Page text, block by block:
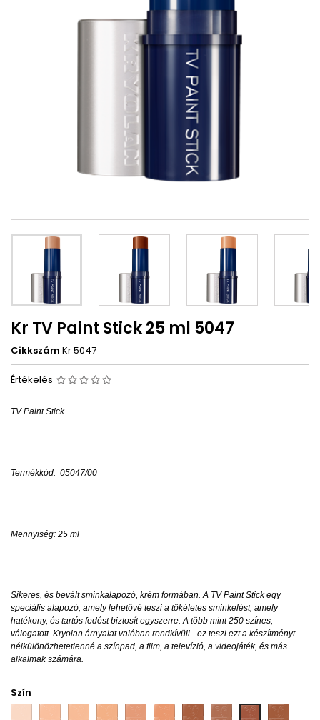
Kr TV Paint Stick 25 ml 5047
Cikkszám Kr 5047
Értékelés
TV Paint Stick
Termékkód: 05047/00
Mennyiség: 25 ml
Sikeres, és bevált sminkalapozó, krém formában. A TV Paint Stick egy
speciális alapozó, amely lehetővé teszi a tökéletes sminkelést, amely
hatékony, és tartós fedést biztosít egyszerre. A több mint 250 színes,
válogatott Kryolan árnyalat valóban rendkívüli - ez teszi ezt a készítményt
nélkülönözhetetlenné a színpad, a film, a televízió, a videojáték, és más
alkalmak számára.
Szín
4W 5W 6W 7W 8W 9W 10W